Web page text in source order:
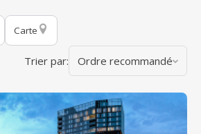
Carte
Trier par: Ordre recommandé